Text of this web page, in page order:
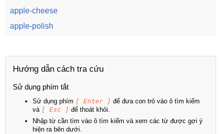
apple-cheese
apple-polish
Hướng dẫn cách tra cứu
Sử dụng phím tắt
Sử dụng phím [ Enter ] để đưa con trỏ vào ô tìm kiếm
và [ Esc ] để thoát khỏi.
Nhập từ cần tìm vào ô tìm kiếm và xem các từ được gợi ý
hiện ra bên dưới.